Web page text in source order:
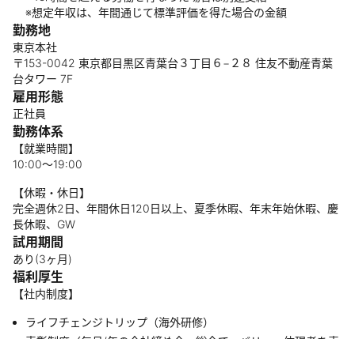
※想定年収は、年間通じて標準評価を得た場合の金額
勤務地
東京本社
〒153-0042 東京都目黒区青葉台３丁目６−２８ 住友不動産青葉
台タワー 7F
雇用形態
正社員
勤務体系
【就業時間】
10:00〜19:00
【休暇・休日】
完全週休2日、年間休日120日以上、夏季休暇、年末年始休暇、慶
長休暇、GW
試用期間
あり(3ヶ月)
福利厚生
【社内制度】
ライフチェンジトリップ（海外研修）